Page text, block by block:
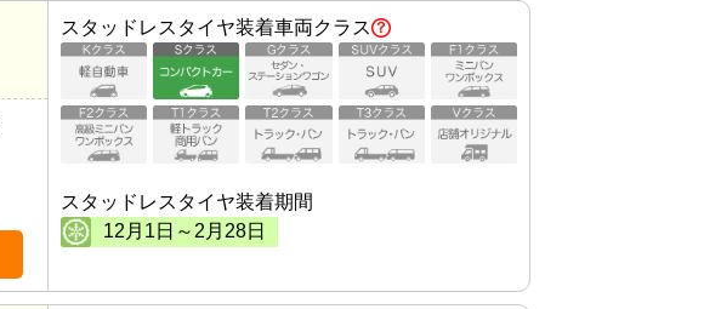
スタッドレスタイヤ装着車両クラス
スタッドレスタイヤ装着期間
12 月 1 日～ 2 月 28日